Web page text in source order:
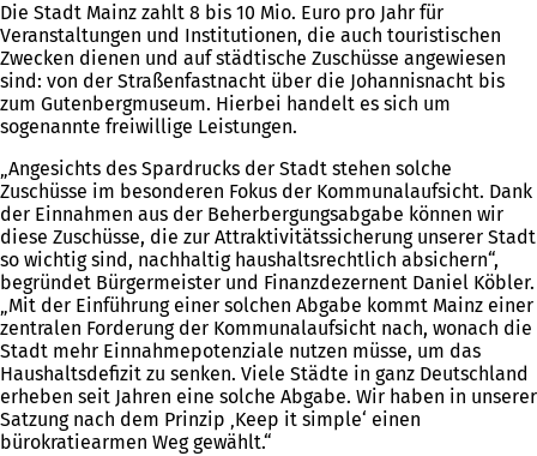
Die Stadt Mainz zahlt 8 bis 10 Mio. Euro pro Jahr für
Veranstaltungen und Institutionen, die auch touristischen
Zwecken dienen und auf städtische Zuschüsse angewiesen
sind: von der Straßenfastnacht über die Johannisnacht bis
zum Gutenbergmuseum. Hierbei handelt es sich um
sogenannte freiwillige Leistungen.
„Angesichts des Spardrucks der Stadt stehen solche
Zuschüsse im besonderen Fokus der Kommunalaufsicht. Dank
der Einnahmen aus der Beherbergungsabgabe können wir
diese Zuschüsse, die zur Attraktivitätssicherung unserer Stadt
so wichtig sind, nachhaltig haushaltsrechtlich absichern“,
begründet Bürgermeister und Finanzdezernent Daniel Köbler.
„Mit der Einführung einer solchen Abgabe kommt Mainz einer
zentralen Forderung der Kommunalaufsicht nach, wonach die
Stadt mehr Einnahmepotenziale nutzen müsse, um das
Haushaltsdefizit zu senken. Viele Städte in ganz Deutschland
erheben seit Jahren eine solche Abgabe. Wir haben in unserer
Satzung nach dem Prinzip ‚Keep it simple‘ einen
bürokratiearmen Weg gewählt.“